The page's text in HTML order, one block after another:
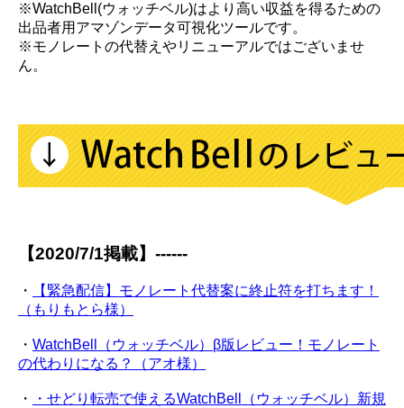
※WatchBell(ウォッチベル)はより高い収益を得るための
出品者用アマゾンデータ可視化ツールです。
※モノレートの代替えやリニューアルではございませ
ん。
【2020/7/1掲載】------
・
【緊急配信】モノレート代替案に終止符を打ちます！
（もりもとら様）
・ WatchBell（ウォッチベル）β版レビュー！モノレート
の代わりになる？（アオ様）
・
・せどり転売で使えるWatchBell（ウォッチベル）新規